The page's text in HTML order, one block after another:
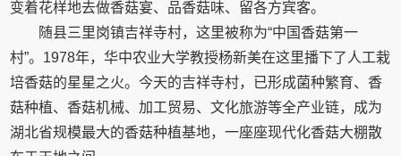
变着花样地去做香菇宴、品香菇味、留各方宾客。
随县三里岗镇吉祥寺村，这里被称为“中国香菇第一
村”。1978年，华中农业大学教授杨新美在这里播下了人工栽
培香菇的星星之火。今天的吉祥寺村，已形成菌种繁育、香
菇种植、香菇机械、加工贸易、文化旅游等全产业链，成为
湖北省规模最大的香菇种植基地，一座座现代化香菇大棚散